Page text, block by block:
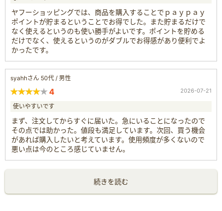
ヤフーショッピングでは、商品を購入することでｐａｙｐａｙ
ポイントが貯まるということでお得でした。また貯まるだけで
なく使えるというのも使い勝手がよいです。ポイントを貯める
だけでなく、使えるというのがダブルでお得感があり便利でよ
かったです。
syahhさん 50代 / 男性
4 2026-07-21
使いやすいです
まず、注文してからすぐに届いた。急にいることになったので
その点では助かった。値段も満足しています。次回、買う機会
があれば購入したいと考えています。使用頻度が多くないので
悪い点は今のところ感じていません。
続きを読む